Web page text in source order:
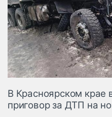
опасные
Таможня
В Красноярском крае
приговор за ДТП на